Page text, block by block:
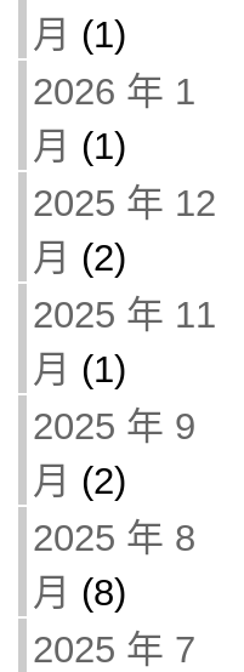
月 (1)
2026 年 1
月 (1)
2025 年 12
月 (2)
2025 年 11
月 (1)
2025 年 9
月 (2)
2025 年 8
月 (8)
2025 年 7